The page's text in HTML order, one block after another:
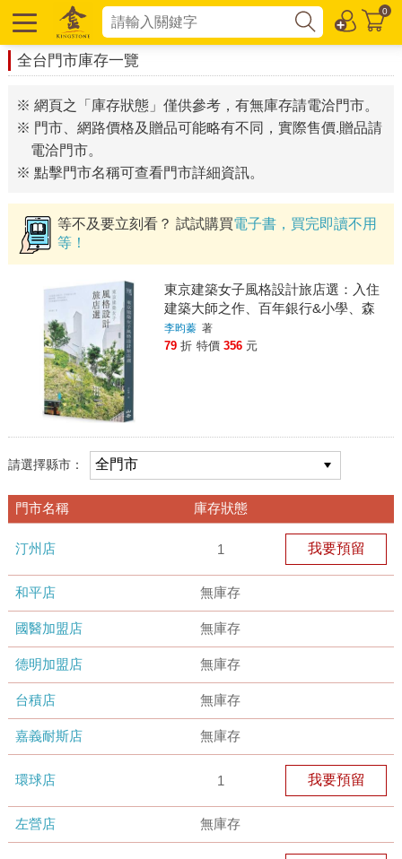
0
全台門市庫存一覽
※ 網頁之「庫存狀態」僅供參考，有無庫存請電洽門市。
※ 門市、網路價格及贈品可能略有不同，實際售價.贈品請
電洽門市。
※ 點擊門市名稱可查看門市詳細資訊。
等不及要立刻看？ 試試購買電子書，買完即讀不用
等！
東京建築女子風格設計旅店選：入住
建築大師之作、百年銀行&小學、森
林別墅、京町家民宿⋯⋯享受專屬你
的泊食慢時光
李昀蓁 著
79 折 特價 356 元
請選擇縣市：
門市名稱 庫存狀態
汀州店 1 我要預留
和平店 無庫存
國醫加盟店 無庫存
德明加盟店 無庫存
台積店 無庫存
嘉義耐斯店 無庫存
環球店 1 我要預留
左營店 無庫存